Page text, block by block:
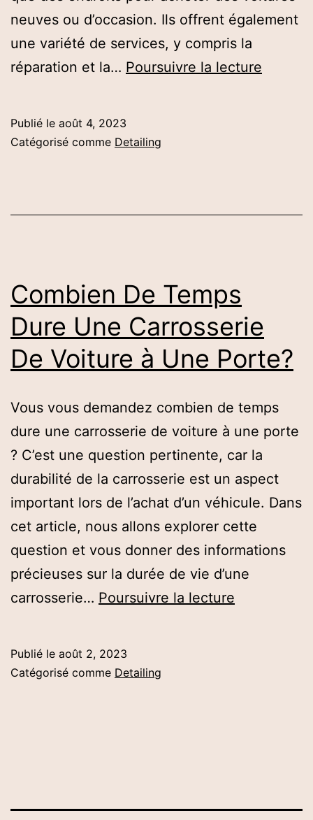
neuves ou d’occasion. Ils offrent également
une variété de services, y compris la
réparation et la… Poursuivre la lecture
Publié le août 4, 2023
Catégorisé comme Detailing
Combien De Temps
Dure Une Carrosserie
De Voiture à Une Porte?
Vous vous demandez combien de temps
dure une carrosserie de voiture à une porte
? C’est une question pertinente, car la
durabilité de la carrosserie est un aspect
important lors de l’achat d’un véhicule. Dans
cet article, nous allons explorer cette
question et vous donner des informations
précieuses sur la durée de vie d’une
carrosserie… Poursuivre la lecture
Une
Publié le août 2, 2023
Catégorisé comme Detailing